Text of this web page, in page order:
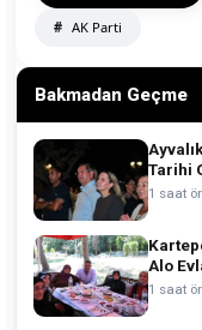
AK Parti
Bakmadan Geçme
Tarihi
açıldı!
1 saat
Alo
1 saat